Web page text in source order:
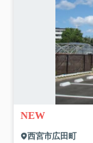
NEW
西宮市広田町